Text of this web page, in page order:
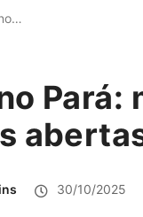
Pará:
30/10/2025